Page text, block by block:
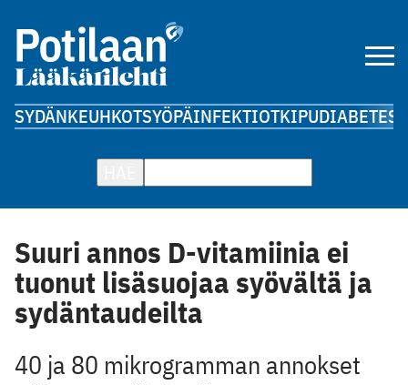
SYDÄNKEUHKOTSYÖPÄINFEKTIOTKIPUDIABETES
Suuri annos D-vitamiinia ei
tuonut lisäsuojaa syövältä ja
sydäntaudeilta
40 ja 80 mikrogramman annokset